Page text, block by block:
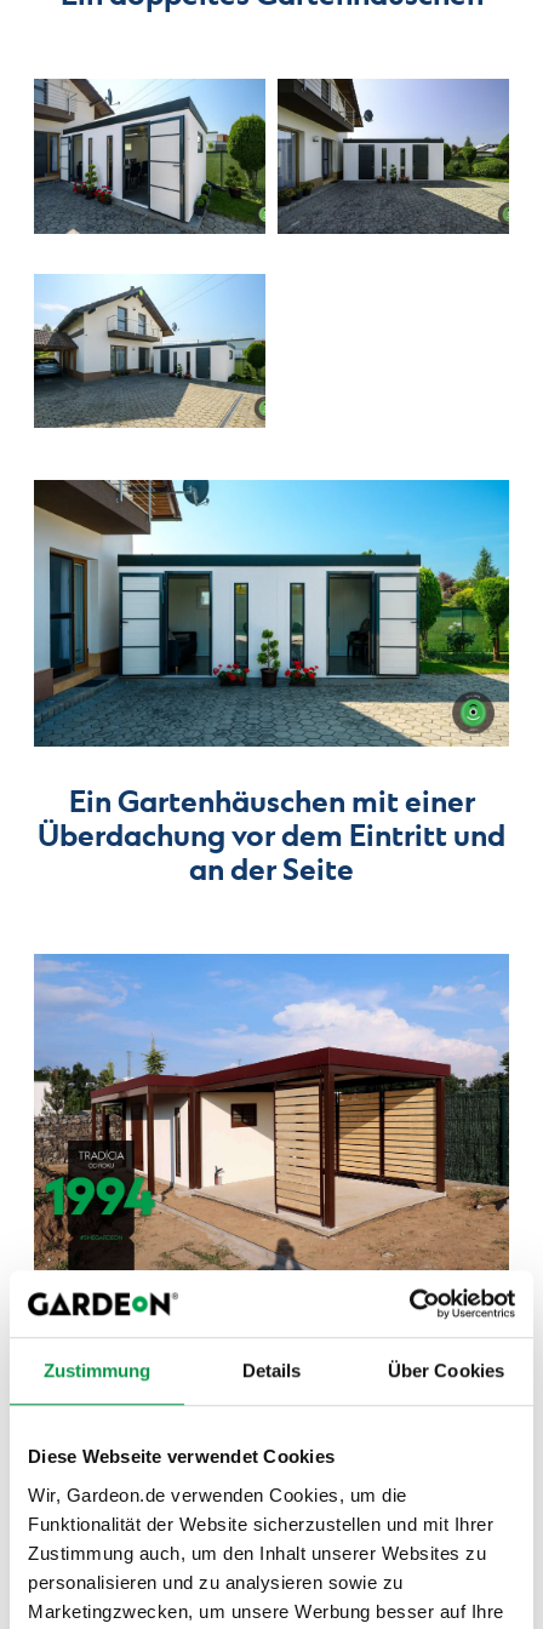
Zustimmung Details Über Cookies
Diese Webseite verwendet Cookies
Wir, Gardeon.de verwenden Cookies, um die
Funktionalität der Website sicherzustellen und mit Ihrer
Zustimmung auch, um den Inhalt unserer Websites zu
personalisieren und zu analysieren sowie zu
Marketingzwecken, um unsere Werbung besser auf Ihre
Ein Gartenhäuschen mit einer
Überdachung vor dem Eintritt und
an der Seite
Ein Gartenhäuschen mit
Garagentor